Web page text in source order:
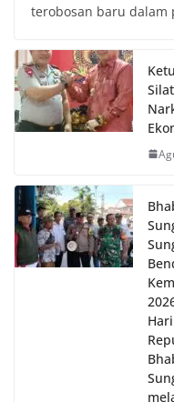
terobosan baru dalam